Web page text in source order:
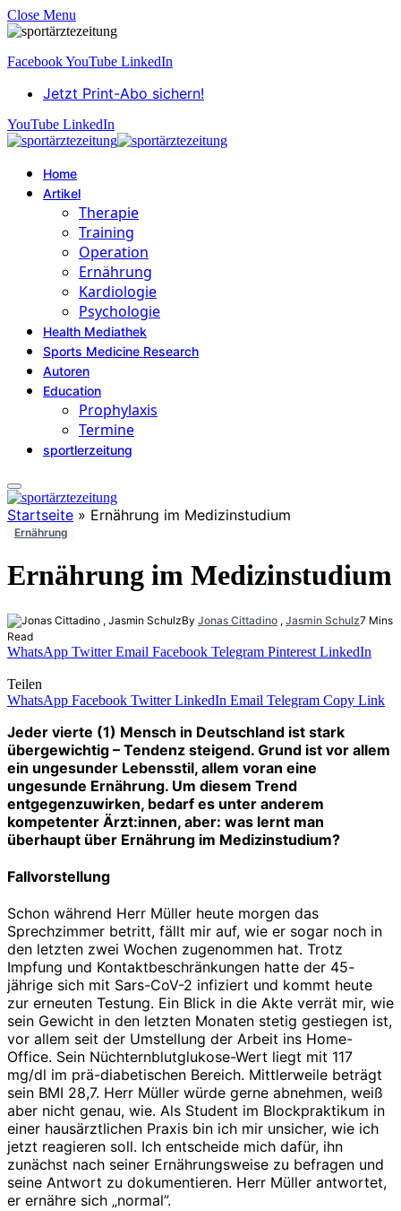
Close Menu
FacebookYouTube LinkedIn
Jetzt Print-Abo sichern!
YouTube LinkedIn
Home
Artikel
Therapie
Training
Operation
Ernährung
Kardiologie
Psychologie
Health Mediathek
Sports Medicine Research
Autoren
Education
Prophylaxis
Termine
sportlerzeitung
Startseite » Ernährung im Medizinstudium
Ernährung
Ernährung im Medizinstudium
By Jonas Cittadino , Jasmin Schulz7 Mins
Read
WhatsApp Twitter Email Facebook Telegram Pinterest LinkedIn
Teilen
WhatsApp Facebook Twitter LinkedIn Email Telegram Copy Link
Jeder vierte (1) Mensch in Deutschland ist stark
übergewichtig – Tendenz steigend. Grund ist vor allem
ein ungesunder Lebensstil, allem voran eine
ungesunde Ernährung. Um diesem Trend
entgegenzuwirken, bedarf es unter anderem
kompetenter Ärzt:innen, aber: was lernt man
überhaupt über Ernährung im Medizinstudium?
Fallvorstellung
Schon während Herr Müller heute morgen das
Sprechzimmer betritt, fällt mir auf, wie er sogar noch in
den letzten zwei Wochen zugenommen hat. Trotz
Impfung und Kontaktbeschränkungen hatte der 45-
jährige sich mit Sars-CoV-2 infiziert und kommt heute
zur erneuten Testung. Ein Blick in die Akte verrät mir, wie
sein Gewicht in den letzten Monaten stetig gestiegen ist,
vor allem seit der Umstellung der Arbeit ins Home-
Office. Sein Nüchternblutglukose-Wert liegt mit 117
mg/dl im prä-diabetischen Bereich. Mittlerweile beträgt
sein BMI 28,7. Herr Müller würde gerne abnehmen, weiß
aber nicht genau, wie. Als Student im Blockpraktikum in
einer hausärztlichen Praxis bin ich mir unsicher, wie ich
jetzt reagieren soll. Ich entscheide mich dafür, ihn
zunächst nach seiner Ernährungsweise zu befragen und
seine Antwort zu dokumentieren. Herr Müller antwortet,
er ernähre sich „normal”.